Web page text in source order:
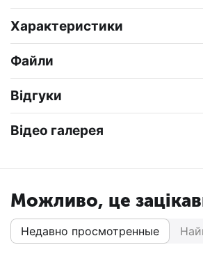
Характеристики
Файли
Відгуки
Відео галерея
Можливо, це
Недавно просмотренные